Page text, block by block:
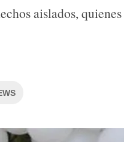
aislados,